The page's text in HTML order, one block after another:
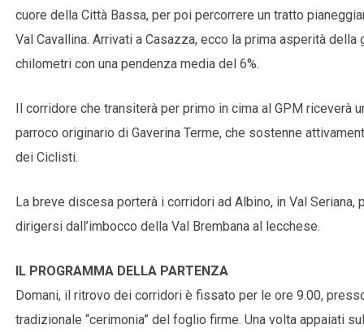
cuore della Città Bassa, per poi percorrere un tratto
Val Cavallina. Arrivati a Casazza, ecco la prima asperità della
chilometri con una pendenza media del 6%.
Il corridore che transiterà per primo in cima al GPM riceverà
parroco originario di Gaverina Terme, che sostenne
dei Ciclisti.
La breve discesa porterà i corridori ad Albino, in Val Seriana,
dirigersi dall’imbocco della Val Brembana al lecchese.
IL PROGRAMMA DELLA PARTENZA
Domani, il ritrovo dei corridori è fissato per le ore 9.00,
tradizionale “cerimonia” del foglio firme. Una volta appaiati